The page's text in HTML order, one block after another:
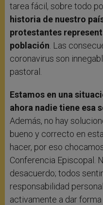
tarea fácil, sobre todo
historia de nuestro
protestantes
población . Las
coronavirus son
pastoral.
Estamos en una
ahora nadie tiene esa
Además, no hay
bueno y correcto en
hacer, por eso
Conferencia Episcopal.
desacuerdo; todos
responsabilidad
activamente a dar